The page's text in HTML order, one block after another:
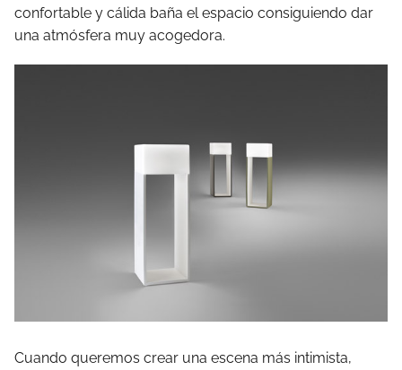
confortable y cálida baña el espacio consiguiendo dar
una atmósfera muy acogedora.
Cuando queremos crear una escena más intimista,